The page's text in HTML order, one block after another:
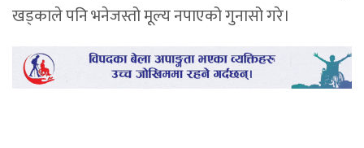
खड्काले पनि भनेजस्तो मूल्य नपाएको गुनासो गरे।